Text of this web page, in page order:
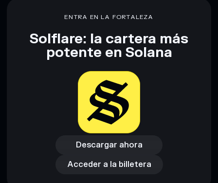
ENTRA EN LA FORTALEZA
Solflare: la cartera más
potente en Solana
Descargar ahora
Descargar ahora
Acceder a la billetera
Acceder a la billetera